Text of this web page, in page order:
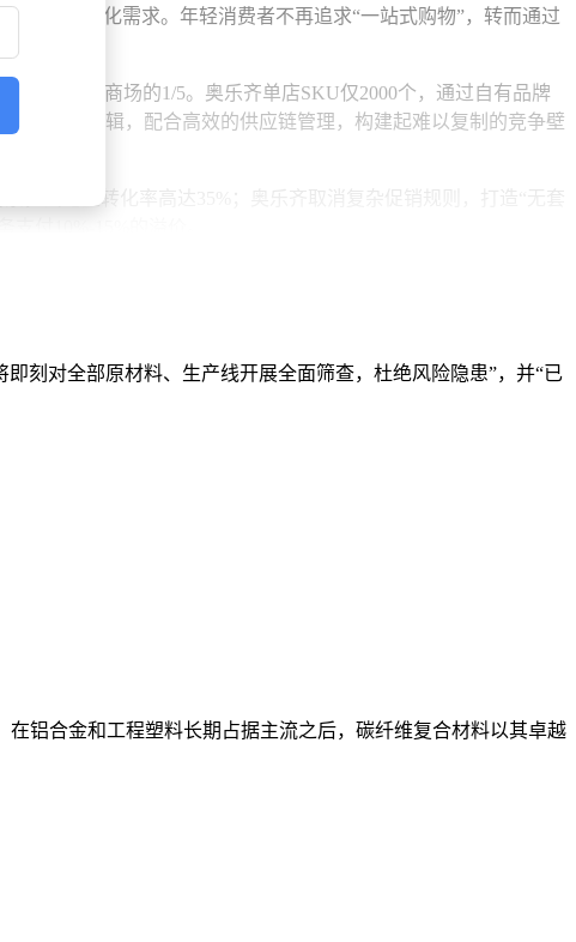
这种碎片化需求。年轻消费者不再追求“一站式购物”，转而通过
简至传统商场的1/5。奥乐齐单店SKU仅2000个，通过自有品牌
”的选品逻辑，配合高效的供应链管理，构建起难以复制的竞争壁
，试吃区转化率高达35%；奥乐齐取消复杂促销规则，打造“无套
刻对全部原材料、生产线开展全面筛查，杜绝风险隐患”，并“已
铝合金和工程塑料长期占据主流之后，碳纤维复合材料以其卓越